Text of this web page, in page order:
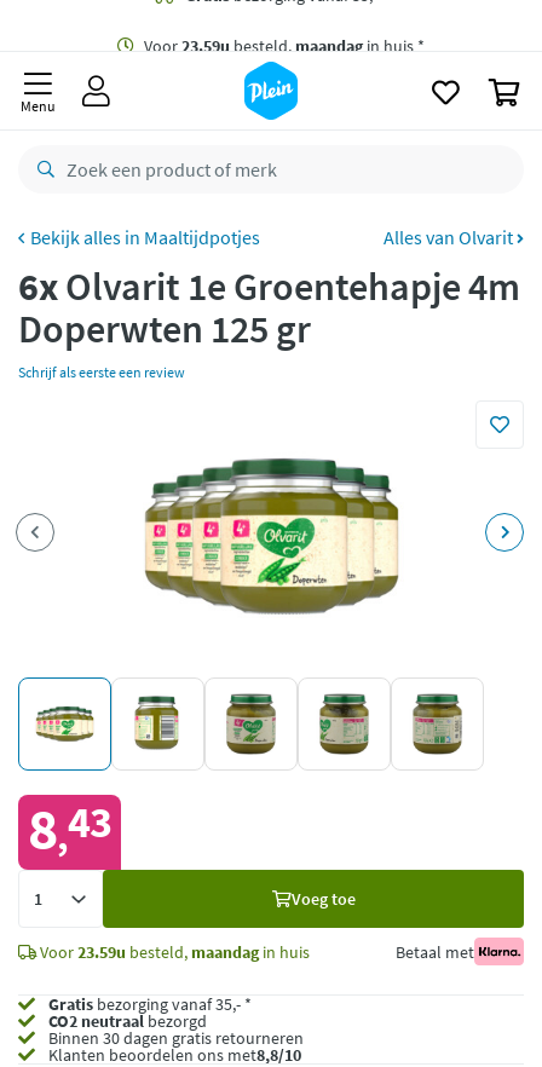
besteld,maandag
retourneren
CO2 neutraal
Betaal met Klarna
Menu
Maaltijdpotjes Alles van Olvarit
6xOlvarit 1e Groentehapje 4m
Doperwten 125 gr
Schrijf als eerste een review
8,43
Voeg toe
Voor23.59u besteld, maandagin huis Betaal met
Gratis bezorging vanaf 35,- *
CO2 neutraalbezorgd
Binnen 30 dagen gratis retourneren
Klanten beoordelen ons met8,8/10